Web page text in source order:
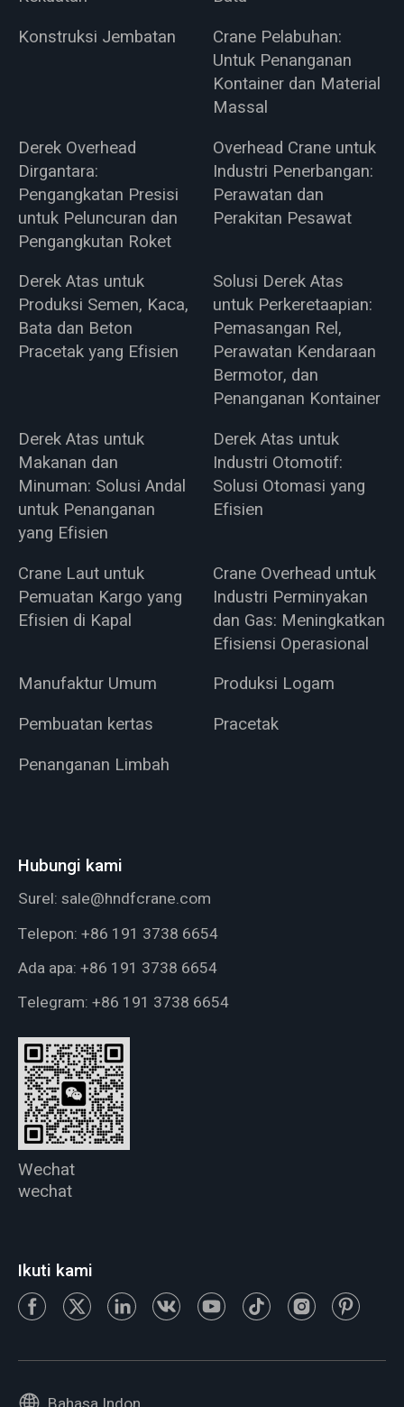
Konstruksi Jembatan
Crane Pelabuhan:
Untuk Penanganan
Kontainer dan Material
Massal
Derek Overhead
Dirgantara:
Pengangkatan Presisi
untuk Peluncuran dan
Pengangkutan Roket
Overhead Crane untuk
Industri Penerbangan:
Perawatan dan
Perakitan Pesawat
Derek Atas untuk
Produksi Semen, Kaca,
Bata dan Beton
Pracetak yang Efisien
Solusi Derek Atas
untuk Perkeretaapian:
Pemasangan Rel,
Perawatan Kendaraan
Bermotor, dan
Penanganan Kontainer
Derek Atas untuk
Makanan dan
Minuman: Solusi Andal
untuk Penanganan
yang Efisien
Derek Atas untuk
Industri Otomotif:
Solusi Otomasi yang
Efisien
Crane Laut untuk
Pemuatan Kargo yang
Efisien di Kapal
Crane Overhead untuk
Industri Perminyakan
dan Gas: Meningkatkan
Efisiensi Operasional
Manufaktur Umum
Produksi Logam
Pembuatan kertas
Pracetak
Penanganan Limbah
Hubungi kami
Surel: sale@hndfcrane.com
Telepon: +86 191 3738 6654
Ada apa: +86 191 3738 6654
Telegram: +86 191 3738 6654
Wechat
wechat
Ikuti kami